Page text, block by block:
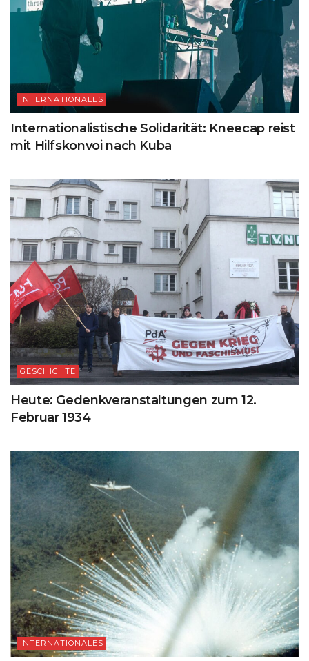
INTERNATIONALES
Internationalistische Solidarität: Kneecap reist
mit Hilfskonvoi nach Kuba
GESCHICHTE
Heute: Gedenkveranstaltungen zum 12.
Februar 1934
INTERNATIONALES